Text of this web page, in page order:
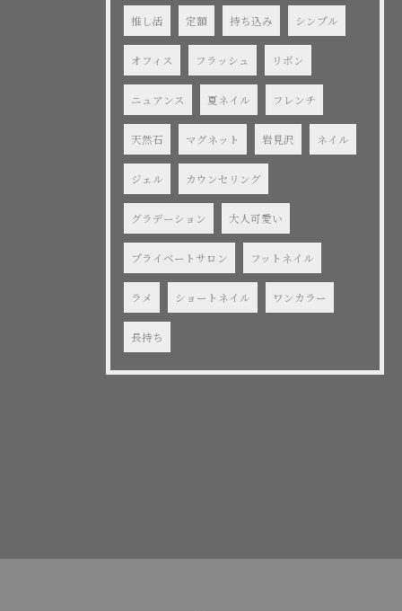
推し活 定額 持ち込み シンプル
オフィス フラッシュ リボン
ニュアンス 夏ネイル フレンチ
天然石 マグネット 岩見沢 ネイル
ジェル カウンセリング
グラデーション 大人可愛い
プライベートサロン フットネイル
ラメ ショートネイル ワンカラー
長持ち